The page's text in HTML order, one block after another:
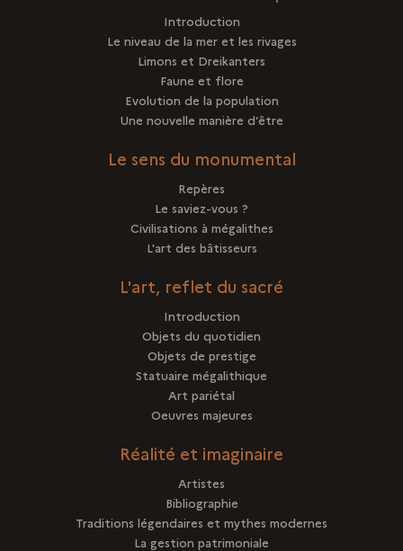
Introduction
Le niveau de la mer et les rivages
Limons et Dreikanters
Faune et flore
Evolution de la population
Une nouvelle manière d’être
Le sens du monumental
Repères
Le saviez-vous ?
Civilisations à mégalithes
L'art des bâtisseurs
L'art, reflet du sacré
Introduction
Objets du quotidien
Objets de prestige
Statuaire mégalithique
Art pariétal
Oeuvres majeures
Réalité et imaginaire
Artistes
Bibliographie
Traditions légendaires et mythes modernes
La gestion patrimoniale